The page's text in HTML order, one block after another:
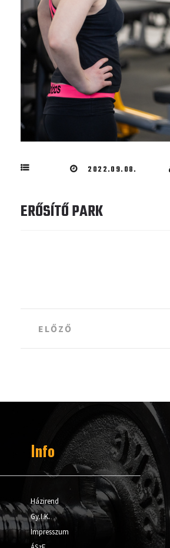
2022.09.08.
ERŐSÍTŐ PARK
Post
navigation
ELŐZŐ
Info
Házirend
Gy.I.K.
Impresszum